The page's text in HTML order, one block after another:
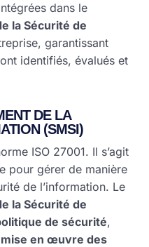
dans le
la Sécurité de
garantissant
identifiés, évalués et
DE LA
(SMSI)
ISO 27001. Il s’agit
pour gérer de manière
de l’information. Le
la Sécurité de
de sécurité,
mise en œuvre des